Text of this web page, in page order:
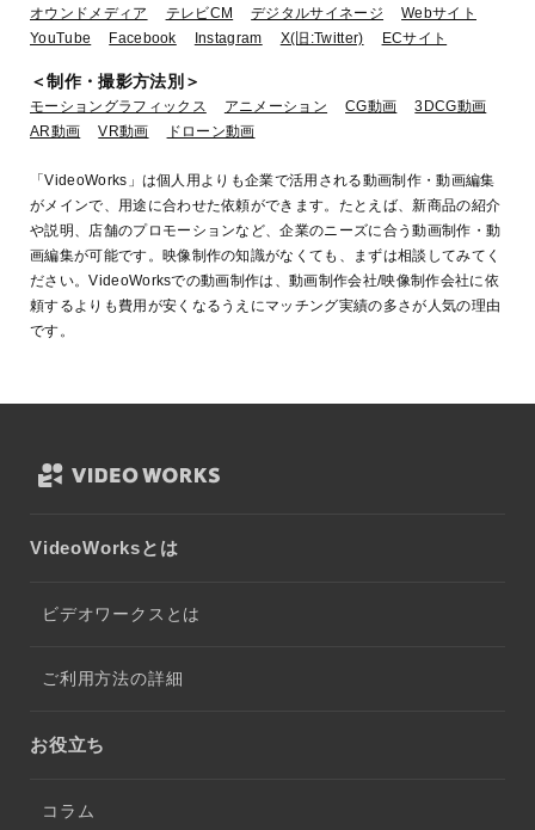
2D アニメーション Stick man
オウンドメディア テレビCM デジタルサイネージ
Webサイト
YouTube
Facebook Instagram X(旧:Twitter) ECサイト
＜制作・撮影方法別＞
モーショングラフィックス アニメーション CG動画
3DCG動画
AR動画
VR動画 ドローン動画
「VideoWorks」は個人用よりも企業で活用される動画制作・動画編集
がメインで、用途に合わせた依頼ができます。たとえば、新商品の紹介
や説明、店舗のプロモーションなど、企業のニーズに合う動画制作・動
画編集が可能です。映像制作の知識がなくても、まずは相談してみてく
ださい。VideoWorksでの動画制作は、動画制作会社/映像制作会社に依
頼するよりも費用が安くなるうえにマッチング実績の多さが人気の理由
です。
VideoWorksとは
ビデオワークスとは
ご利用方法の詳細
お役立ち
コラム